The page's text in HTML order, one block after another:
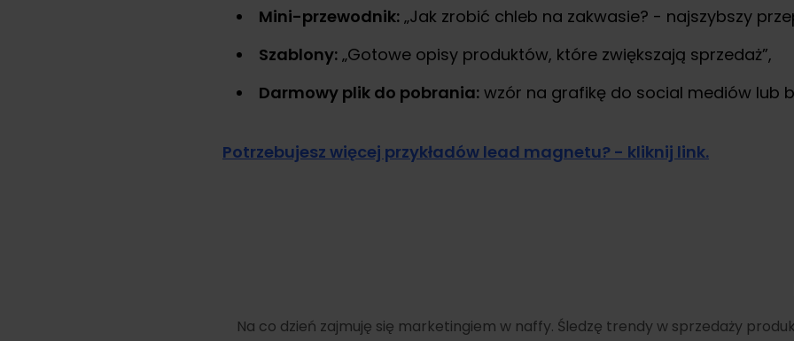
Mini-przewodnik: „Jak zrobić chleb na zakwasie? - najszybszy
Szablony: „Gotowe opisy produktów, które zwiększają sprzedaż”,
Darmowy plik do pobrania: wzór na grafikę do social mediów lub
Potrzebujesz więcej przykładów lead magnetu? - kliknij link.
Na co dzień zajmuję się marketingiem w naffy. Śledzę trendy w sprzedaży